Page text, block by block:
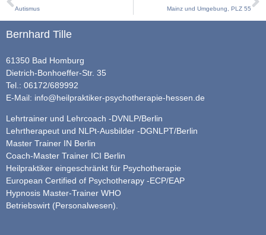
Autismus Mainz und Umgebung, PLZ 55
Bernhard Tille
61350 Bad Homburg
Dietrich-Bonhoeffer-Str. 35
Tel.: 06172/689992
E-Mail: info@heilpraktiker-psychotherapie-hessen.de
Lehrtrainer und Lehrcoach -DVNLP/Berlin
Lehrtherapeut und NLPt-Ausbilder -DGNLPT/Berlin
Master Trainer IN Berlin
Coach-Master Trainer ICI Berlin
Heilpraktiker eingeschränkt für Psychotherapie
European Certified of Psychotherapy -ECP/EAP
Hypnosis Master-Trainer WHO
Betriebswirt (Personalwesen).